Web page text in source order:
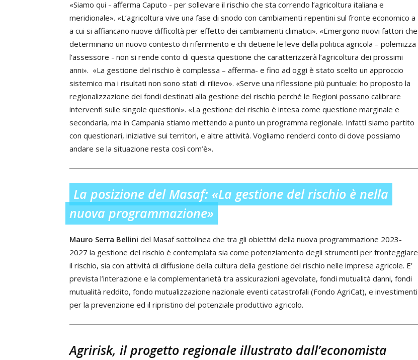
«Siamo qui - afferma Caputo - per sollevare il rischio che sta correndo l’agricoltura italiana e
meridionale». «L’agricoltura vive una fase di snodo con cambiamenti repentini sul fronte economico a
a cui si affiancano nuove difficoltà per effetto dei cambiamenti climatici». «Emergono nuovi fattori che
determinano un nuovo contesto di riferimento e chi detiene le leve della politica agricola – polemizza
l’assessore - non si rende conto di questa questione che caratterizzerà l’agricoltura dei prossimi
anni». «La gestione del rischio è complessa – afferma- e fino ad oggi è stato scelto un approccio
sistemico ma i risultati non sono stati di rilievo». «Serve una riflessione più puntuale: ho proposto la
regionalizzazione dei fondi destinati alla gestione del rischio perché le Regioni possano calibrare
interventi sulle singole questioni». «La gestione del rischio è intesa come questione marginale e
secondaria, ma in Campania stiamo mettendo a punto un programma regionale. Infatti siamo partito
con questionari, iniziative sui territori, e altre attività. Vogliamo renderci conto di dove possiamo
andare se la situazione resta così com’è».
La posizione del Masaf: «La gestione del rischio è nella
nuova programmazione»
Mauro Serra Bellini del Masaf sottolinea che tra gli obiettivi della nuova programmazione 2023-
2027 la gestione del rischio è contemplata sia come potenziamento degli strumenti per fronteggiare
il rischio, sia con attività di diffusione della cultura della gestione del rischio nelle imprese agricole. E’
prevista l’interazione e la complementarietà tra assicurazioni agevolate, fondi mutualità danni, fondi
mutualità reddito, fondo mutualizzazione nazionale eventi catastrofali (Fondo AgriCat), e investimenti
per la prevenzione ed il ripristino del potenziale produttivo agricolo.
Agririsk, il progetto regionale illustrato dall’economista